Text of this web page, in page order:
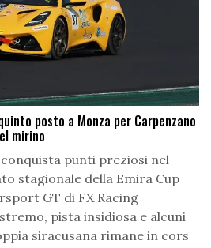
posto a Monza per Carpenzano
mirino
conquista punti preziosi nel
stagionale della Emira Cup
GT di FX Racing
pista insidiosa e alcuni
siracusana rimane in cors